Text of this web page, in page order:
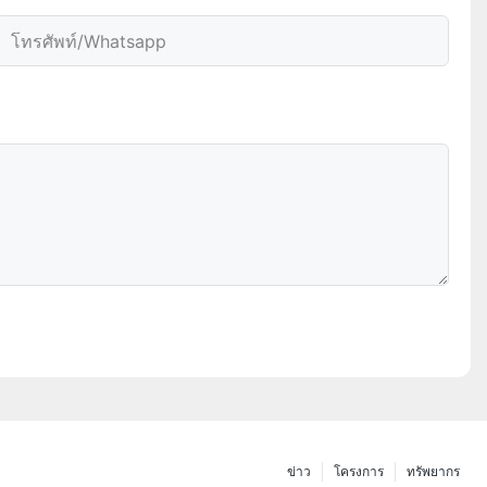
โทรศัพท์/whatsapp
ทรัพยากร
โครงการ
ข่าว